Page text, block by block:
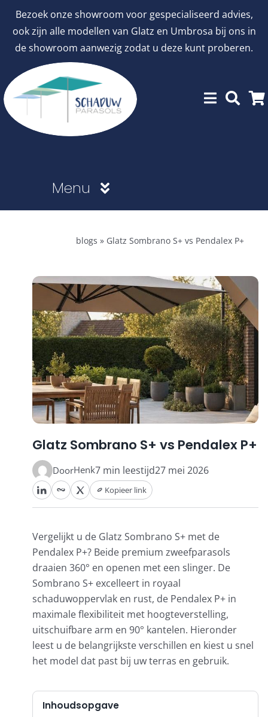
Bezoek onze showroom voor gespecialiseerd advies,
ook zijn alle modellen van Glatz en Umbrosa bij ons in
de showroom aanwezig zodat u deze kunt proberen.
inhoud
Menu
Stokparasols
Zweefparasols
Horeca parasols
Muurparasols
Snel leverbaar
Parasolvoeten
Balkonklemmen
Beschermhoezen
Verlichting
Glatz Vita Collectie
blogs » Glatz Sombrano S+ vs Pendalex P+
Glatz Sombrano S+ vs Pendalex P+
DoorHenk7 min leestijd27 mei 2026
Kopieer link
Vergelijkt u de Glatz Sombrano S+ met de
Pendalex P+? Beide premium zweefparasols
draaien 360° en openen met een slinger. De
Sombrano S+ excelleert in royaal
schaduwoppervlak en rust, de Pendalex P+ in
maximale flexibiliteit met hoogteverstelling,
uitschuifbare arm en 90° kantelen. Hieronder
leest u de belangrijkste verschillen en kiest u snel
het model dat past bij uw terras en gebruik.
Inhoudsopgave